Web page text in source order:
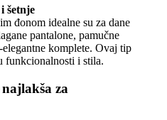
šetnje
đonom idealne su za dane
pantalone, pamučne
komplete. Ovaj tip
funkcionalnosti i stila.
za